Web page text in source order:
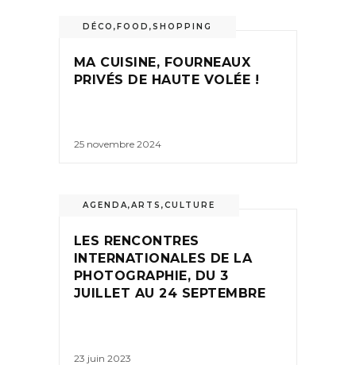
DÉCO ,FOOD ,SHOPPING
MA CUISINE, FOURNEAUX
PRIVÉS DE HAUTE VOLÉE !
25 novembre 2024
AGENDA,ARTS ,CULTURE
LES RENCONTRES
INTERNATIONALES DE LA
PHOTOGRAPHIE, DU 3
JUILLET AU 24 SEPTEMBRE
23 juin 2023